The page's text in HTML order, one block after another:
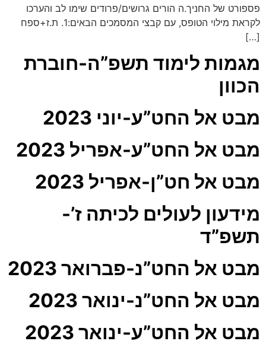
פספורט של החניך.ה הורים גרושים/פרודים שימו לב והערכו
לקראת מילוי הטופס, עם קבצי המסמכים הבאים:1. ת.ז+ספח
[…]
מגמות לימוד תשפ”ה-חוברת
הכוון
מבט אל החט”ע-יוני 2023
מבט אל החט”ע-אפריל 2023
מבט אל חט”ן-אפריל 2023
מידעון לעולים לכיתה ז’-
תשפ”ד
מבט אל החט”נ-פברואר 2023
מבט אל החט”נ-ינואר 2023
מבט אל החט”ע-ינואר 2023